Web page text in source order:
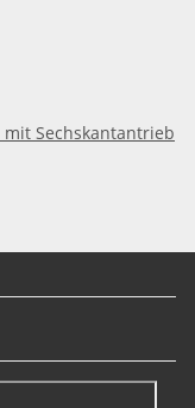
Sechskantantrieb